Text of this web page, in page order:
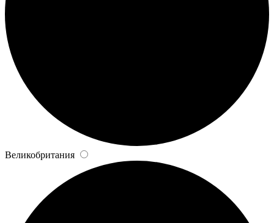
Великобритания